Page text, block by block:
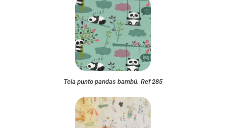
Tela punto pandas bambú. Ref 285